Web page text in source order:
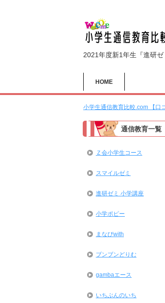
2021年度新1年生『進研
HOME
小学生通信教育比較.com 【口
通信教育一覧
Ｚ会小学生コース
スマイルゼミ
進研ゼミ 小学講座
小学ポピー
まなびwith
ブンブンどりむ
gambaエース
いちぶんのいち